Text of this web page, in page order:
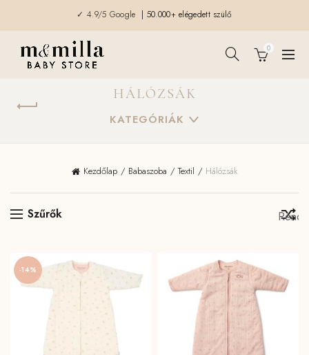
✓ 4.9/5 Google | 50.000+ elégedett szülő
0
HÁLÓZSÁK
KATEGÓRIÁK
Kezdőlap Babaszoba Textil Hálózsák
Szűrők
-14%